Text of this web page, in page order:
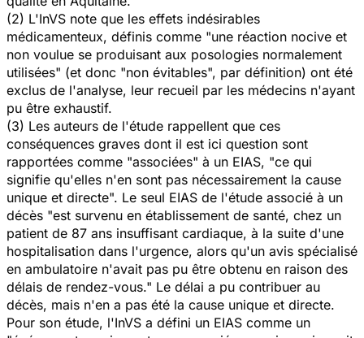
(2) L'InVS note que les effets indésirables
médicamenteux, définis comme "une réaction nocive et
non voulue se produisant aux posologies normalement
utilisées" (et donc "non évitables", par définition) ont été
exclus de l'analyse, leur recueil par les médecins n'ayant
pu être exhaustif.
(3) Les auteurs de l'étude rappellent que ces
conséquences graves dont il est ici question sont
rapportées comme "associées" à un EIAS, "ce qui
signifie qu'elles n'en sont pas nécessairement la cause
unique et directe". Le seul EIAS de l'étude associé à un
décès "est survenu en établissement de santé, chez un
patient de 87 ans insuffisant cardiaque, à la suite d'une
hospitalisation dans l'urgence, alors qu'un avis spécialisé
en ambulatoire n'avait pas pu être obtenu en raison des
délais de rendez-vous." Le délai a pu contribuer au
décès, mais n'en a pas été la cause unique et directe.
Pour son étude, l'InVS a défini un EIAS comme un